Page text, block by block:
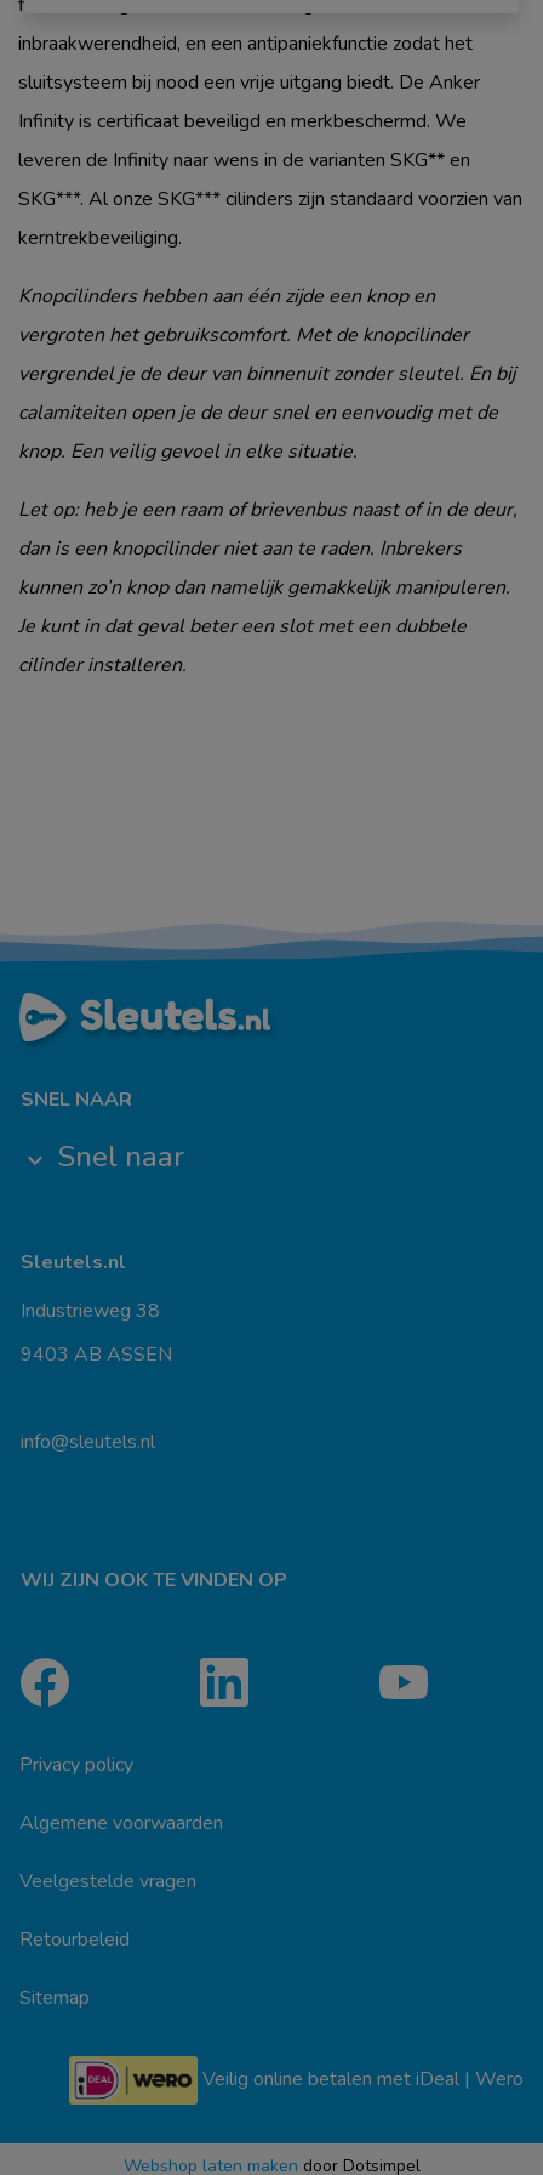
inbraakwerendheid, en een antipaniekfunctie zodat het
sluitsysteem bij nood een vrije uitgang biedt. De Anker
Infinity is certificaat beveiligd en merkbeschermd. We
leveren de Infinity naar wens in de varianten SKG** en
SKG***. Al onze SKG*** cilinders zijn standaard voorzien van
kerntrekbeveiliging.
Knopcilinders hebben aan één zijde een knop en
vergroten het gebruikscomfort. Met de knopcilinder
vergrendel je de deur van binnenuit zonder sleutel. En bij
calamiteiten open je de deur snel en eenvoudig met de
knop. Een veilig gevoel in elke situatie.
Let op: heb je een raam of brievenbus naast of in de deur,
dan is een knopcilinder niet aan te raden. Inbrekers
kunnen zo’n knop dan namelijk gemakkelijk manipuleren.
Je kunt in dat geval beter een slot met een dubbele
cilinder installeren.
SNEL NAAR
keyboard_arrow_down Snel naar
Sleutels.nl
Industrieweg 38
9403 AB ASSEN
info@sleutels.nl
WIJ ZIJN OOK TE VINDEN OP
Privacy policy
Algemene voorwaarden
Veelgestelde vragen
Retourbeleid
Sitemap
Veilig online betalen met iDeal | Wero
Webshop laten maken door Dotsimpel